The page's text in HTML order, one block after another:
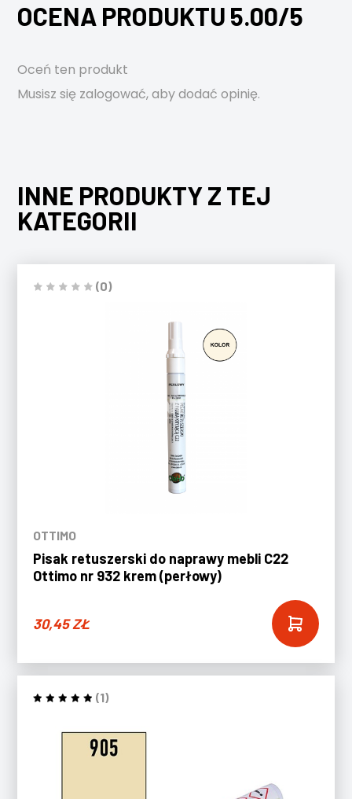
OCENA PRODUKTU 5.00/5
Oceń ten produkt
Musisz się zalogować, aby dodać opinię.
INNE PRODUKTY Z TEJ
KATEGORII
(0)
OTTIMO
Pisak retuszerski do naprawy mebli C22
Ottimo nr 932 krem (perłowy)
30,45ZŁ
(1)